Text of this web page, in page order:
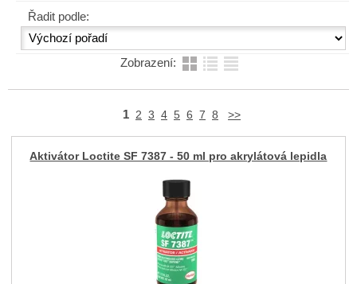
Řadit podle:
Zobrazení:
1 2 3 4 5 6 7 8 >>
Aktivátor Loctite SF 7387 - 50 ml pro akrylátová lepidla